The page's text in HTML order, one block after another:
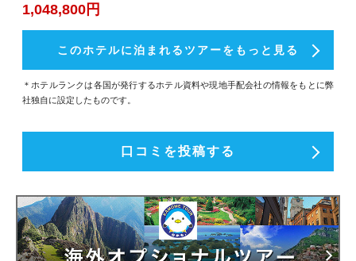
1,048,800円
このホテルに泊まれるツアーをもっと見る
＊ホテルランクは各国が発行するホテル資料や現地手配会社の情報をもとに弊
社独自に設定したものです。
口コミを投稿する